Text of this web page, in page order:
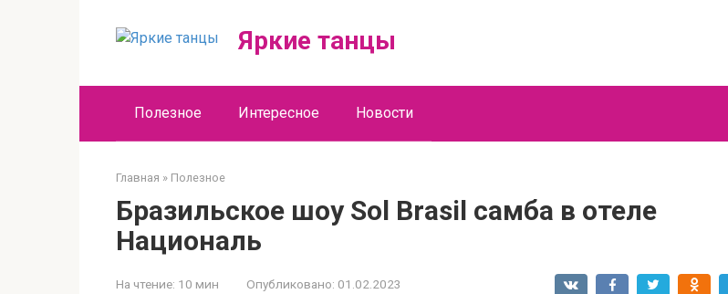
Яркие танцы
Полезное Интересное Новости
Главная » Полезное
Бразильское шоу Sol Brasil самба в отеле
Националь
На чтение: 10 мин Опубликовано: 01.02.2023